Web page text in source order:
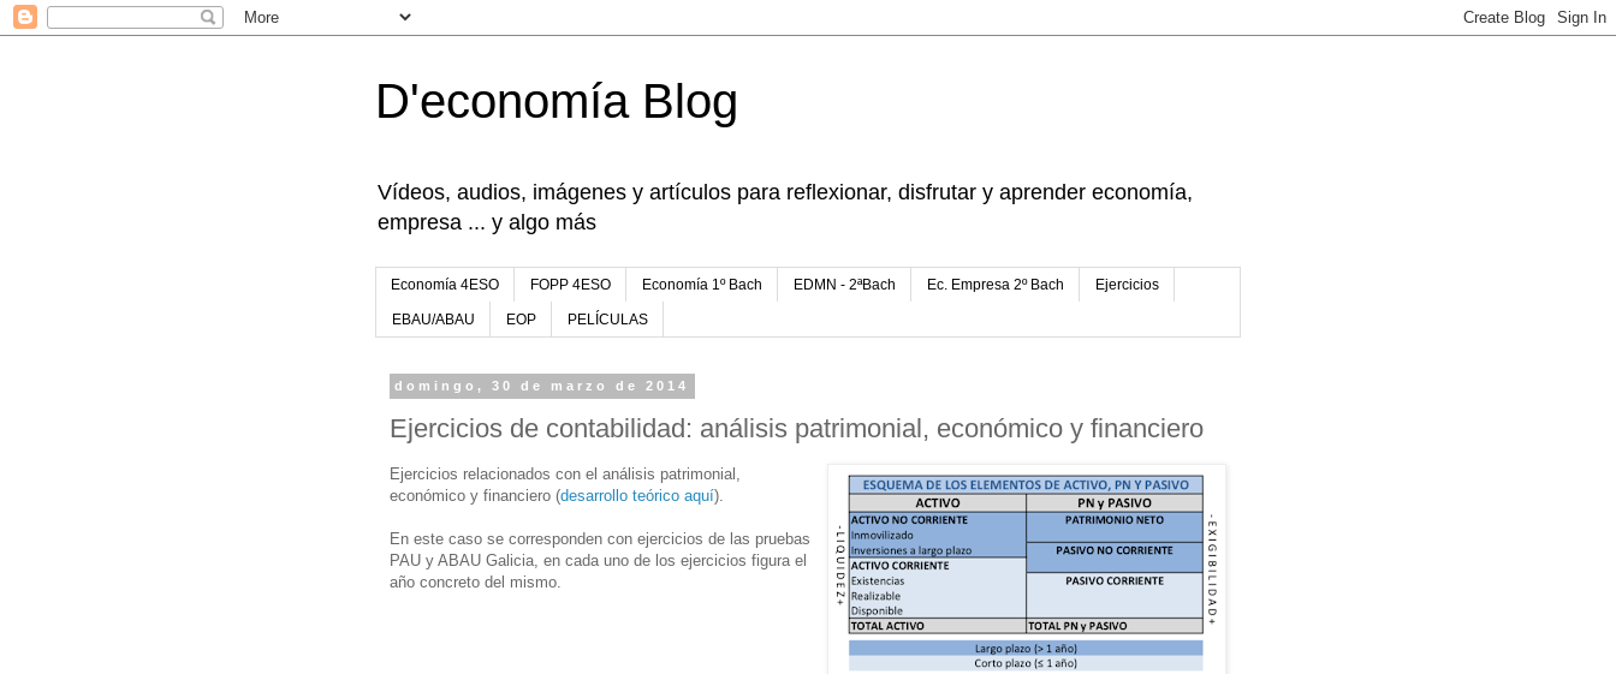
D'economía Blog
Vídeos, audios, imágenes y artículos para reflexionar, disfrutar y aprender economía,
empresa ... y algo más
Economía 4ESO FOPP 4ESO Economía 1º Bach EDMN - 2ªBach Ec. Empresa 2º Bach Ejercicios
EBAU/ABAU EOP PELÍCULAS
domingo, 30 de marzo de 2014
Ejercicios de contabilidad: análisis patrimonial, económico y financiero
Ejercicios relacionados con el análisis patrimonial,
económico y financiero (desarrollo teórico aquí).
En este caso se corresponden con ejercicios de las pruebas
PAU y ABAU Galicia, en cada uno de los ejercicios figura el
año concreto del mismo.